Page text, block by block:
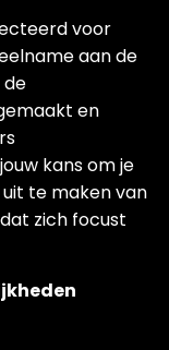
voor
aan de
de
en
kans om je
te maken van
zich focust